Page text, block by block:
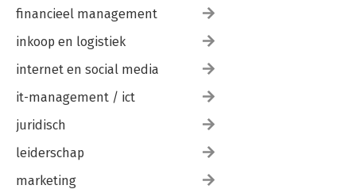
financieel management
inkoop en logistiek
internet en social media
it-management / ict
juridisch
leiderschap
marketing